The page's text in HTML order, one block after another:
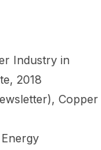
Industry in
2018
Copper